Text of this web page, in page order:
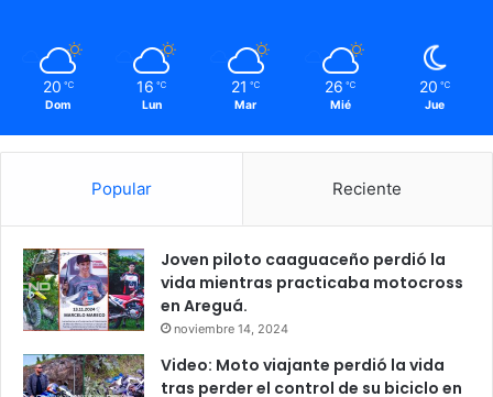
20 ℃
Dom
16 ℃
Lun
21 ℃
Mar
26 ℃
Mié
20 ℃
Jue
Popular Reciente
Joven piloto caaguaceño perdió la
vida mientras practicaba motocross
en Areguá.
noviembre 14, 2024
Video: Moto viajante perdió la vida
tras perder el control de su biciclo en